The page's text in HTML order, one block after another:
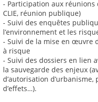
- Participation aux réunions
CLIE, réunion publique)
- Suivi des enquêtes
l’environnement et les
- Suivi de la mise en œuvre
à risque
- Suivi des dossiers en lien
la sauvegarde des enjeux
d’autorisation d’urbanisme,
d’effets…).